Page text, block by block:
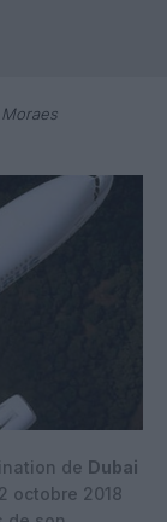
de Dubai
octobre 2018